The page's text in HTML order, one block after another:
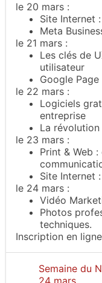
le 20 mars :
Site Internet
Meta
le 21 mars :
Les clés de
utilisateur
Google
le 22 mars :
Logiciels
entreprise
La
le 23 mars :
Print & Web
Site Internet
le 24 mars :
Vidéo
Photos
techniques.
Inscription en
Semaine du
24 mars